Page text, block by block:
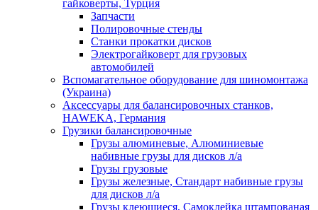
гайковерты, Турция
Запчасти
Полировочные стенды
Станки прокатки дисков
Электрогайковерт для грузовых
автомобилей
Вспомагательное оборудование для шиномонтажа
(Украина)
Аксессуары для балансировочных станков,
HAWEKA, Германия
Грузики балансировочные
Грузы алюминевые, Алюминиевые
набивные грузы для дисков л/а
Грузы грузовые
Грузы железные, Cтандарт набивные грузы
для дисков л/а
Грузы клеющиеся, Самоклейка штампованая